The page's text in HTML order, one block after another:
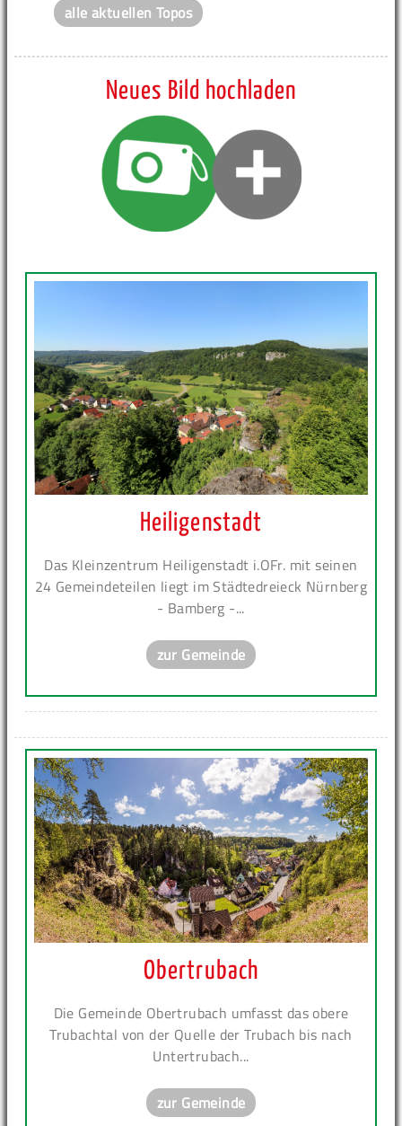
alle aktuellen Topos
Neues Bild hochladen
Heiligenstadt
Das Kleinzentrum Heiligenstadt i.OFr. mit seinen
24 Gemeindeteilen liegt im Städtedreieck Nürnberg
- Bamberg -...
zur Gemeinde
Obertrubach
Die Gemeinde Obertrubach umfasst das obere
Trubachtal von der Quelle der Trubach bis nach
Untertrubach...
zur Gemeinde